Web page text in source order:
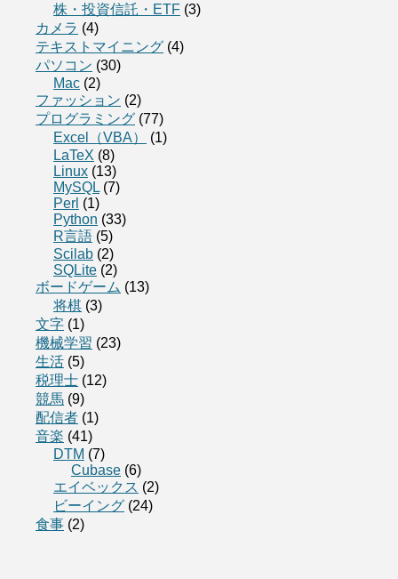
株・投資信託・ETF (3)
カメラ (4)
テキストマイニング (4)
パソコン (30)
Mac (2)
ファッション (2)
プログラミング (77)
Excel（VBA）
(1)
LaTeX (8)
Linux (13)
MySQL (7)
Perl (1)
Python (33)
R言語 (5)
Scilab (2)
SQLite (2)
ボードゲーム (13)
将棋 (3)
文字 (1)
機械学習 (23)
生活 (5)
税理士 (12)
競馬 (9)
配信者 (1)
音楽 (41)
DTM (7)
Cubase (6)
エイベックス (2)
ビーイング (24)
食事 (2)